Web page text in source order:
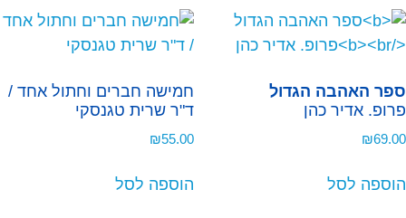
ספר האהבה הגדול
פרופ. אדיר כהן
₪69.00
הוספה לסל
חמישה חברים וחתול אחד /
ד"ר שרית טגנסקי
₪55.00
הוספה לסל